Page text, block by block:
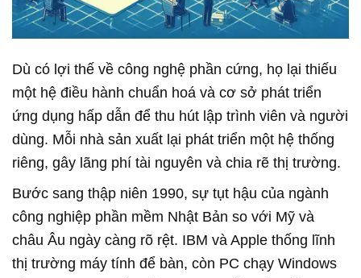
Dù có lợi thế về công nghệ phần cứng, họ lại thiếu
một hệ điều hành chuẩn hoá và cơ sở phát triển
ứng dụng hấp dẫn để thu hút lập trình viên và người
dùng. Mỗi nhà sản xuất lại phát triển một hệ thống
riêng, gây lãng phí tài nguyên và chia rẽ thị trường.
Bước sang thập niên 1990, sự tụt hậu của ngành
công nghiệp phần mềm Nhật Bản so với Mỹ và
châu Âu ngày càng rõ rệt. IBM và Apple thống lĩnh
thị trường máy tính để bàn, còn PC chạy Windows